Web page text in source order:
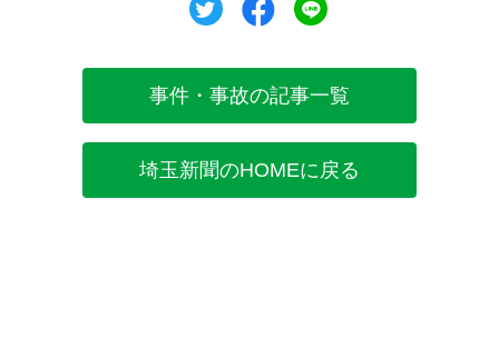
事件・事故の記事一覧
埼玉新聞のHOMEに戻る